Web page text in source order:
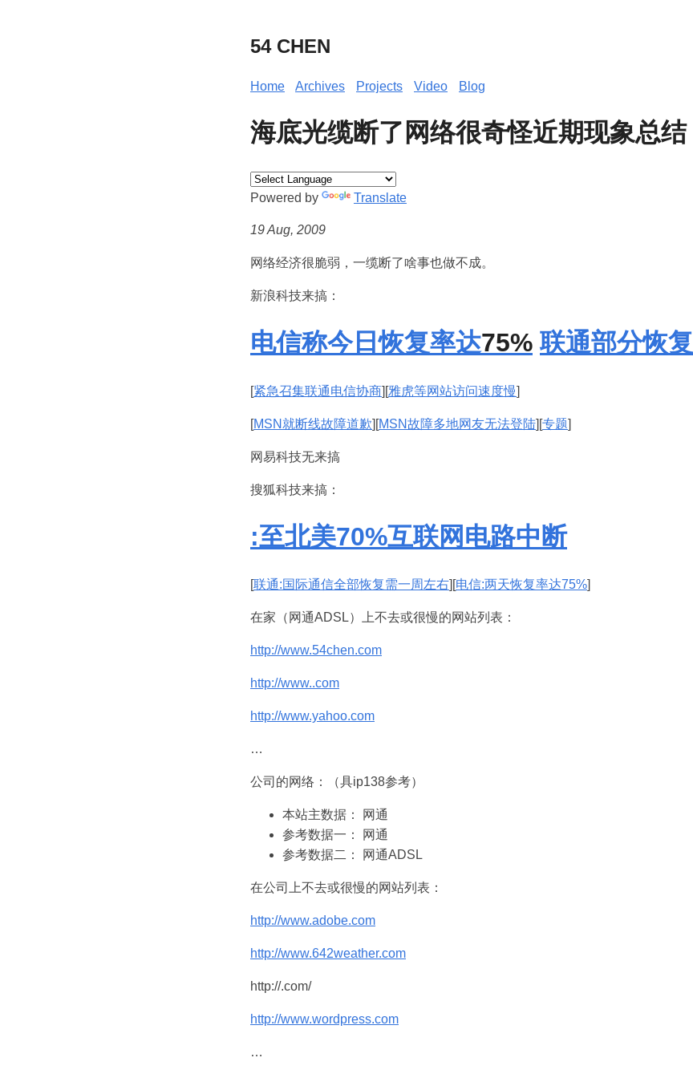
54 CHEN
Home Archives Projects Video Blog
海底光缆断了网络很奇怪近期现象总结
Powered by Translate
19 Aug, 2009
网络经济很脆弱，一缆断了啥事也做不成。
新浪科技来搞：
电信称今日恢复率达75% 联通部分恢复
[紧急召集联通电信协商][雅虎等网站访问速度慢]
[MSN就断线故障道歉][MSN故障多地网友无法登陆][专题]
网易科技无来搞
搜狐科技来搞：
:至北美70%互联网电路中断
[联通:国际通信全部恢复需一周左右][电信:两天恢复率达75%]
在家（网通ADSL）上不去或很慢的网站列表：
http://www.54chen.com
http://www..com
http://www.yahoo.com
…
公司的网络：（具ip138参考）
本站主数据： 网通
参考数据一： 网通
参考数据二： 网通ADSL
在公司上不去或很慢的网站列表：
http://www.adobe.com
http://www.642weather.com
http://.com/
http://www.wordpress.com
…